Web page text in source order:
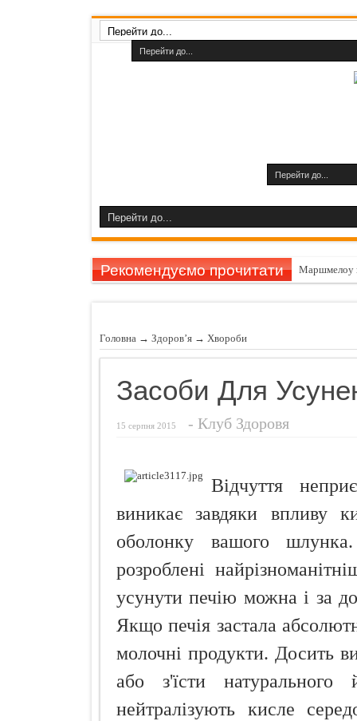
Рекомендуємо прочитати Маршмелоу
Шампуні
Чуттєвий
Кокосовий
Головна → Здоров’я → Хвороби
Засоби Для
15 серпня 2015 - Клуб Здоровя
Відчуття
виникає завдяки впливу
оболонку вашого
розроблені
усунути печію можна і за
Якщо печія застала
молочні продукти. Досить
або з'їсти натурального
нейтралізують кисле